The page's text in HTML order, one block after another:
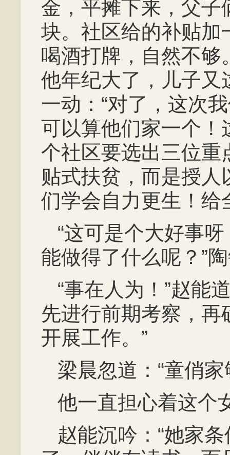
金，平摊下来，父子
块。社区给的补贴加
喝酒打牌，自然不够
他年纪大了，儿子又
一动：“对了，这次
可以算他们家一个！
个社区要选出三位重
贴式扶贫，而是授
们学会自力更生！给
“这可是个大好事
能做得了什么呢？”
“事在人为！”赵能
先进行前期考察，
开展工作。”
梁晨忽道：“童俏
他一直担心着这个
赵能沉吟：“她家